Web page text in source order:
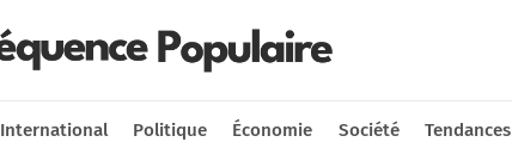
International Politique Économie Société Tendances
Nous soutenir